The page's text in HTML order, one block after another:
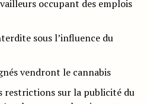
occupant des emplois
sous l’influence du
vendront le cannabis
restrictions sur la publicité du